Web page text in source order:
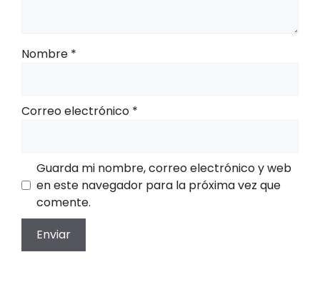
Nombre *
Correo electrónico *
Guarda mi nombre, correo electrónico y web
en este navegador para la próxima vez que
comente.